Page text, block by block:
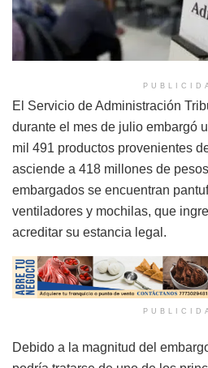
El Servicio de Administración
durante el mes de julio embargó
mil 491 productos provenientes
asciende a 418 millones de
embargados se encuentran
ventiladores y mochilas, que
acreditar su estancia legal.
Debido a la magnitud del